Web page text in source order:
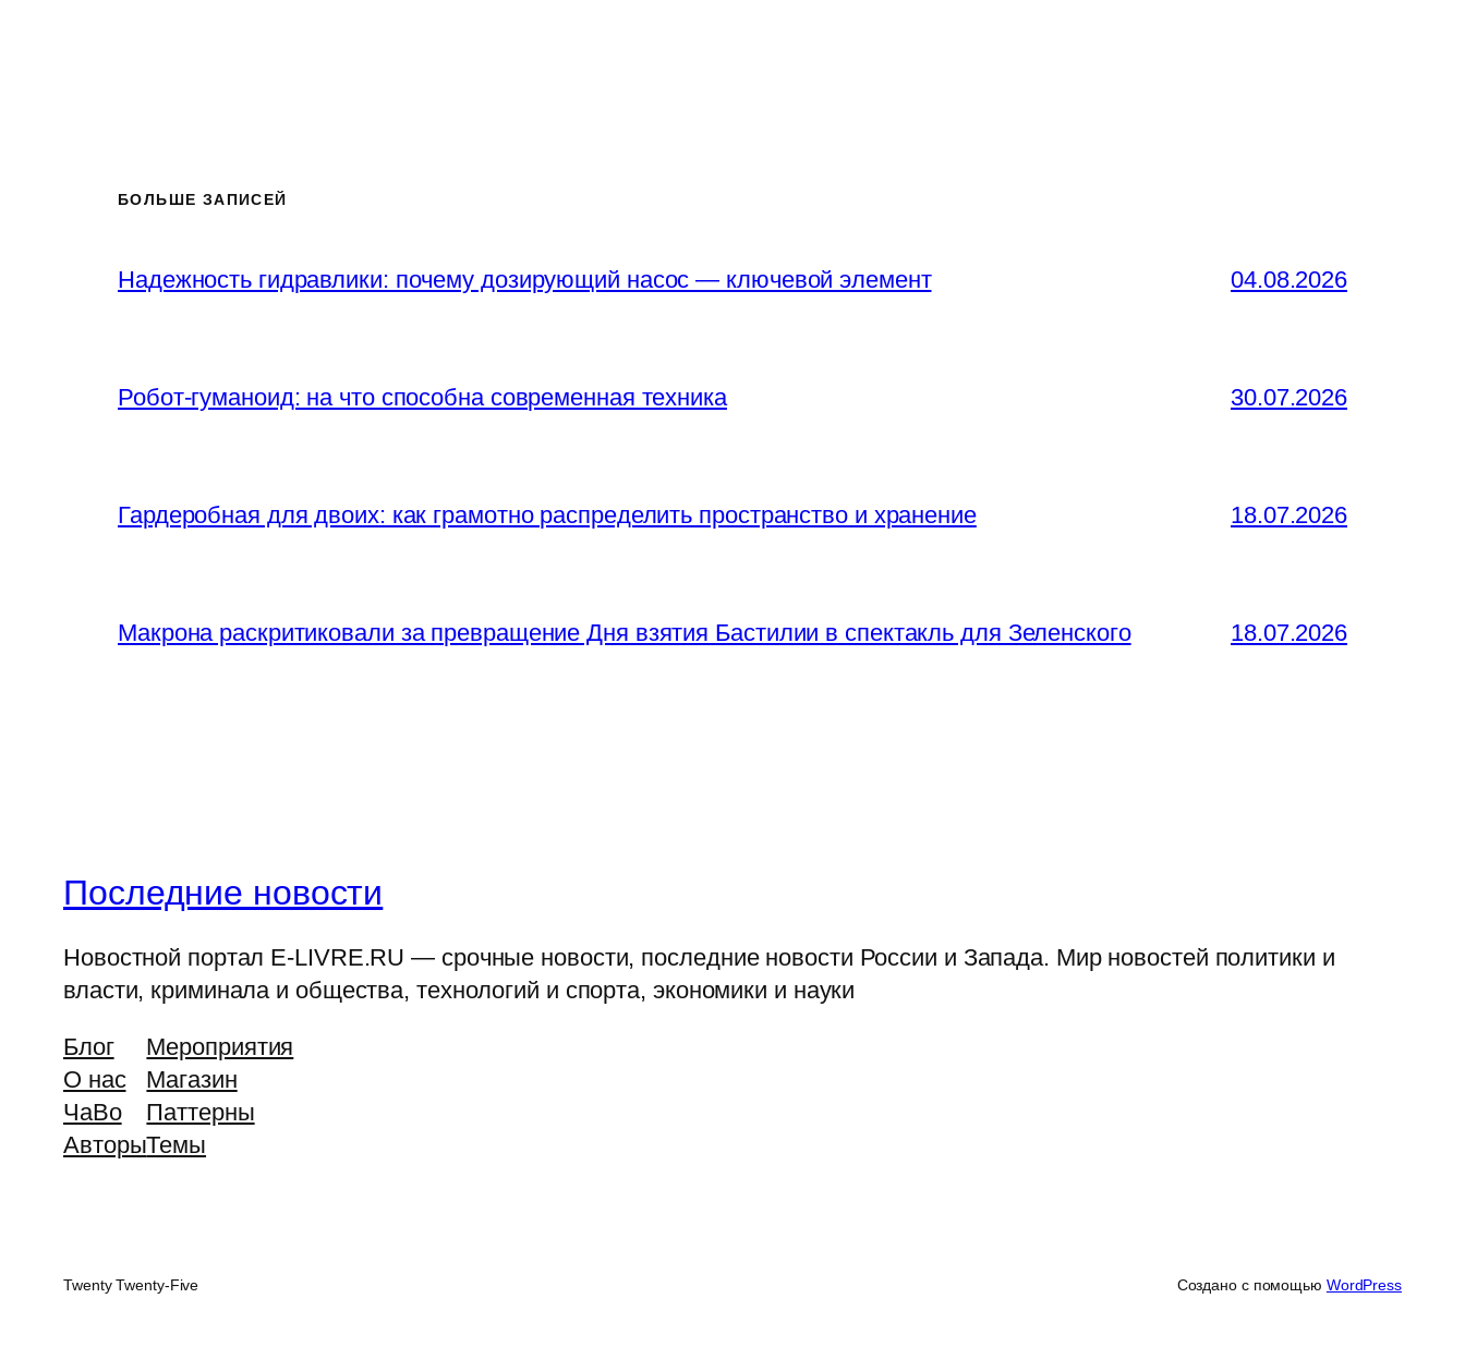
БОЛЬШЕ ЗАПИСЕЙ
Надежность гидравлики: почему дозирующий насос — ключевой элемент 04.08.2026
Робот-гуманоид: на что способна современная техника 30.07.2026
Гардеробная для двоих: как грамотно распределить пространство и хранение 18.07.2026
Макрона раскритиковали за превращение Дня взятия Бастилии в спектакль для Зеленского 18.07.2026
Последние новости
Новостной портал E-LIVRE.RU — срочные новости, последние новости России и Запада. Мир новостей политики и
власти, криминала и общества, технологий и спорта, экономики и науки
Блог
О нас
ЧаВо
Авторы
Мероприятия
Магазин
Паттерны
Темы
Twenty Twenty-Five Создано с помощью WordPress